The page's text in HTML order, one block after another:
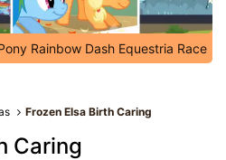
Rainbow Dash Equestria Race
Frozen Elsa Birth Caring
Caring